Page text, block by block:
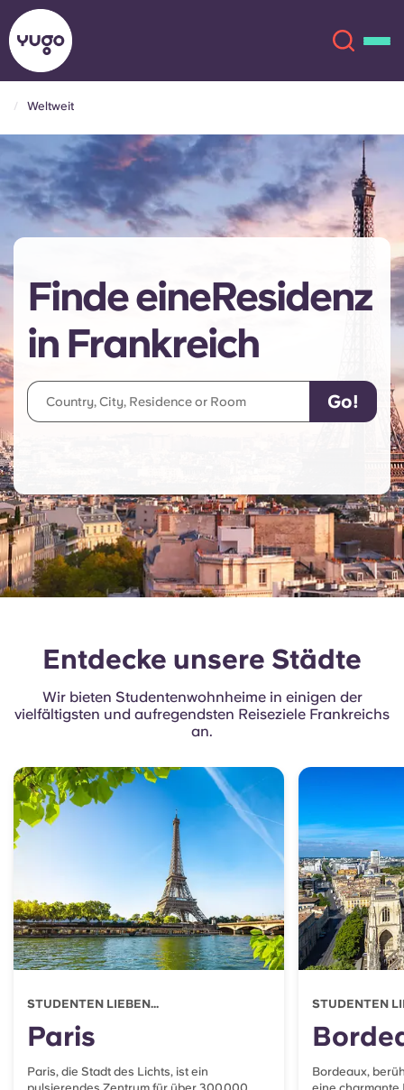
Über uns
Standorte
English (GB)
Chinese
Español
Deutsch
Italian
French
Portuguese
Wähle ein Land aus
Anmelden
English (GB)
English (US)
Chinese Español
Català Deutsch
Italian French
Portuguese
Weltweit
Finde eineResidenz
in Frankreich
Entdecke unsere Städte
Wir bieten Studentenwohnheime in einigen der
vielfältigsten und aufregendsten Reiseziele Frankreichs
an.
STUDENTEN LIEBEN...
Paris
Paris, die Stadt des Lichts, ist ein
STUDENTEN
Bordeaux,